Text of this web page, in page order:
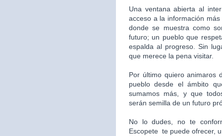
Una ventana abierta al
acceso a la información
donde se muestra como
futuro; un pueblo que
espalda al progreso. Sin
que merece la pena visitar.
Por último quiero animaros
pueblo desde el ámbito
sumamos más, y que
serán semilla de un futuro
No lo dudes, no te
Escopete te puede ofrecer,